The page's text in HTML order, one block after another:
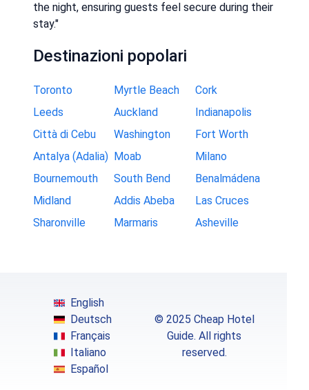
the night, ensuring guests feel secure during their
stay."
Destinazioni popolari
Toronto Myrtle Beach
Cork
Leeds
Auckland
Indianapolis
Città di Cebu
Washington
Fort Worth
Antalya (Adalia) Moab
Milano
Bournemouth
South Bend
Benalmádena
Midland
Addis Abeba
Las Cruces
Sharonville
Marmaris Asheville
English
Deutsch
Français
Italiano
Español
© 2025 Cheap Hotel
Guide. All rights
reserved.